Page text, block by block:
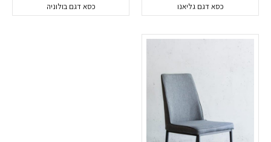
כסא דגם גליאנו כסא דגם בולוניה